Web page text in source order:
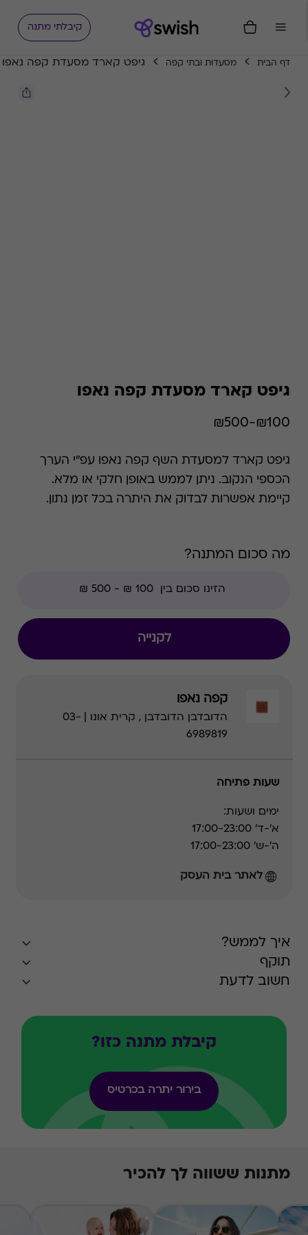
קיבלתי מתנה
דף הבית מסעדות ובתי קפה גיפט קארד מסעדת קפה נאפו
גיפט קארד מסעדת קפה נאפו
₪100-₪500
גיפט קארד למסעדת השף קפה נאפו עפ"י הערך
הכספי הנקוב. ניתן לממש באופן חלקי או מלא.
קיימת אפשרות לבדוק את היתרה בכל זמן נתון.
מה סכום המתנה?
לקנייה
קפה נאפו
הדובדבן הדובדבן , קרית אונו | 03-
6989819
שעות פתיחה
ימים ושעות:
א׳-ד׳ 17:00-23:00
ה׳-ש׳ 17:00-23:00
לאתר בית העסק
איך לממש?
תוקף
חשוב לדעת
קיבלת מתנה כזו?
בירור יתרה בכרטיס
מתנות ששווה לך להכיר